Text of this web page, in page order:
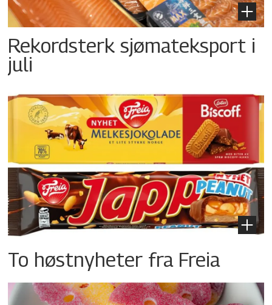
Rekordsterk sjømateksport i
juli
To høstnyheter fra Freia